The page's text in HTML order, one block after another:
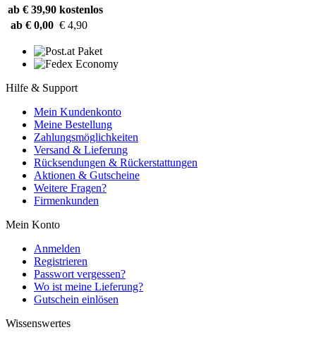
ab € 39,90 kostenlos
ab € 0,00 € 4,90
Hilfe & Support
Mein Kundenkonto
Meine Bestellung
Zahlungsmöglichkeiten
Versand & Lieferung
Rücksendungen & Rückerstattungen
Aktionen & Gutscheine
Weitere Fragen?
Firmenkunden
Mein Konto
Anmelden
Registrieren
Passwort vergessen?
Wo ist meine Lieferung?
Gutschein einlösen
Wissenswertes